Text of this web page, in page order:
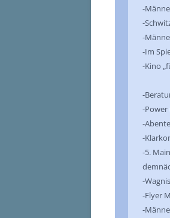
-
-
-
-Im
-Kino
-
-Power
-
-
-5.
-
-Flyer
-